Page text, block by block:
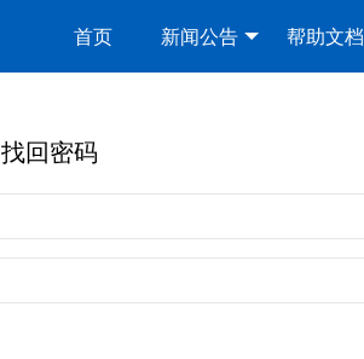
首页 新闻公告 帮助文档
找回密码